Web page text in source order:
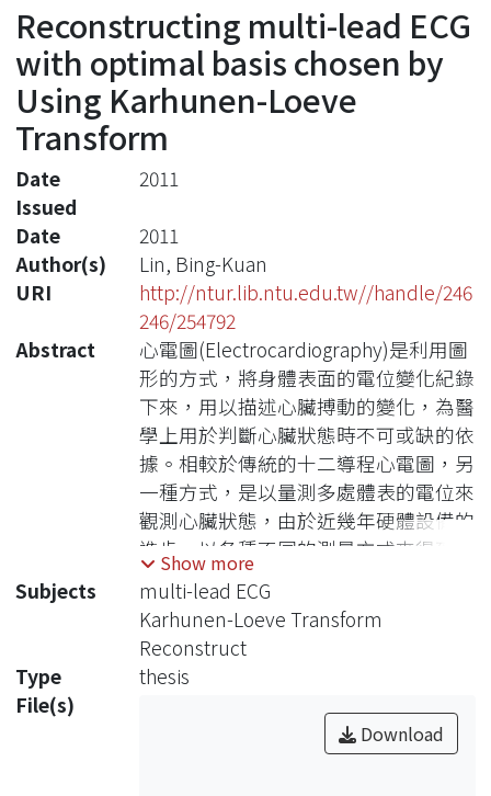
Statistics
Reconstructing multi-lead ECG
with optimal basis chosen by
Using Karhunen-Loeve
Transform
Date
Issued
2011
Date
2011
Author(s)
Lin, Bing-Kuan
URI
http://ntur.lib.ntu.edu.tw//handle/246
246/254792
Abstract
心電圖(Electrocardiography)是利用圖
形的方式，將身體表面的電位變化紀錄
下來，用以描述心臟搏動的變化，為醫
學上用於判斷心臟狀態時不可或缺的依
據。相較於傳統的十二導程心電圖，另
一種方式，是以量測多處體表的電位來
觀測心臟狀態，由於近幾年硬體設備的
進步，以各種不同的測量方式來得到多
導程的心電圖，陸續提出相關的研究，
提供更多的醫療價值。以空間中的向量
為基礎，解釋心臟電生理的傳導稱為向
量心電圖(Vectorcardiography)，其理
論將心臟假想成三維空間中的雙極發電
器(Dipole Generator)，於體表不同的
位置觀察其大小及方向的變化，即可記
Show more
Subjects
multi-lead ECG
Karhunen-Loeve Transform
Reconstruct
Type
thesis
File(s)
Download